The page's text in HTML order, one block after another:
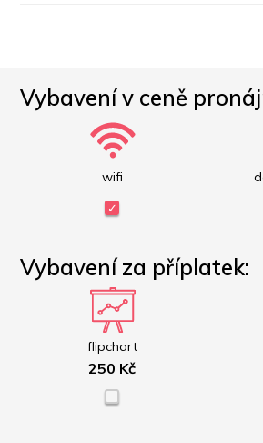
Vybavení v ceně
wifi
Vybavení za příplatek:
flipchart
250 Kč